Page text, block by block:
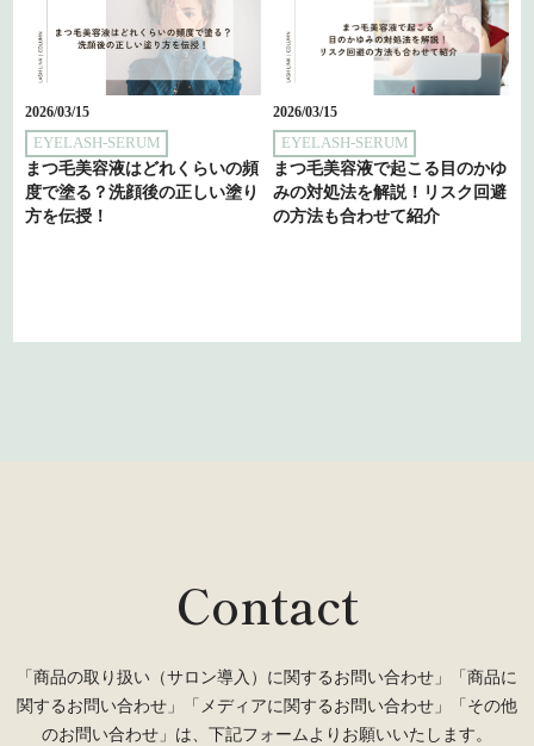
2026/03/15
EYELASH-SERUM
まつ毛美容液はどれくらいの頻
度で塗る？洗顔後の正しい塗り
方を伝授！
2026/03/15
EYELASH-SERUM
まつ毛美容液で起こる目のかゆ
みの対処法を解説！リスク回避
の方法も合わせて紹介
Contact
「商品の取り扱い（サロン導入）に関するお問い合わせ」「商品に
関するお問い合わせ」「メディアに関するお問い合わせ」「その他
のお問い合わせ」は、下記フォームよりお願いいたします。